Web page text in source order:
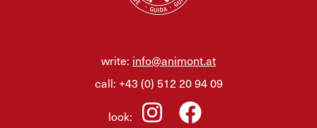
write: info@animont.at
call: +43 (0) 512 20 94 09
look: